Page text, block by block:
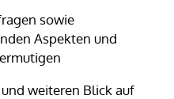
sowie
Aspekten und
weiteren Blick auf